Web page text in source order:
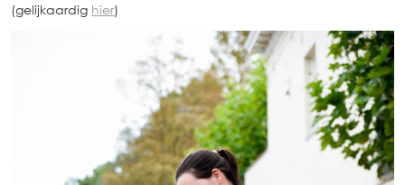
(gelijkaardig hier)